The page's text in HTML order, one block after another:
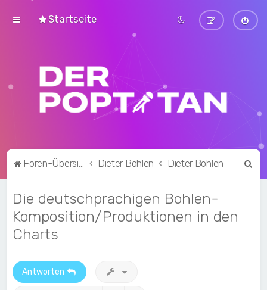
Startseite
Foren-Übersicht Dieter Bohlen Dieter Bohlen
Die deutschprachigen Bohlen-
Komposition/Produktionen in den
Charts
Antworten